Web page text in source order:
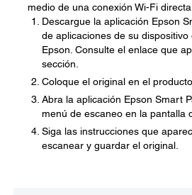
medio de una conexión Wi-Fi directa.
Descargue la aplicación Epson
de aplicaciones de su
Epson. Consulte el enlace que
sección.
Coloque el original en el
Abra la aplicación Epson Smart
menú de escaneo en la pantalla
Siga las instrucciones que
escanear y guardar el original.